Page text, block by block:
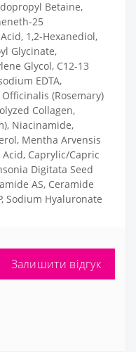
Betaine,
25
1,2-Hexanediol,
Glycinate,
Glycol, C12-13
EDTA,
(Rosemary)
Collagen,
Niacinamide,
Mentha Arvensis
Caprylic/Capric
Digitata Seed
AS, Ceramide
Sodium Hyaluronate
Залишити відгук